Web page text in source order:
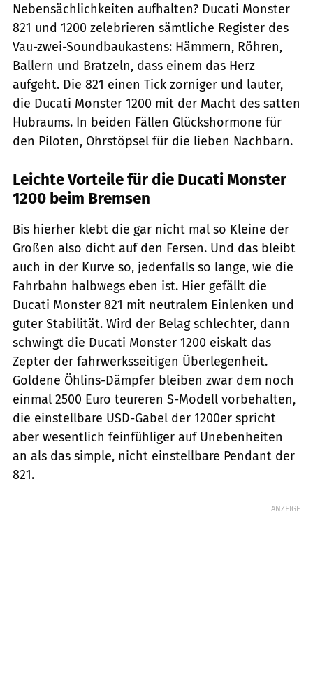
Nebensächlichkeiten aufhalten? Ducati Monster
821 und 1200 zelebrieren sämtliche Register des
Vau-zwei-Soundbaukastens: Hämmern, Röhren,
Ballern und Bratzeln, dass einem das Herz
aufgeht. Die 821 einen Tick zorniger und lauter,
die Ducati Monster 1200 mit der Macht des satten
Hubraums. In beiden Fällen Glückshormone für
den Piloten, Ohrstöpsel für die lieben Nachbarn.
Leichte Vorteile für die Ducati Monster
1200 beim Bremsen
Bis hierher klebt die gar nicht mal so Kleine der
Großen also dicht auf den Fersen. Und das bleibt
auch in der Kurve so, jeden­falls so lange, wie die
Fahrbahn halbwegs eben ist. Hier gefällt die
Ducati Monster 821 mit neutralem Einlenken und
guter Stabilität. Wird der Belag schlechter, dann
schwingt die Ducati Monster 1200 eiskalt das
Zepter der fahrwerksseitigen Überlegenheit.
Goldene Öhlins-Dämpfer bleiben zwar dem noch
einmal 2500 Euro teureren S-Modell vorbehalten,
die einstellbare USD-Gabel der 1200er spricht
aber wesentlich feinfühliger auf Unebenheiten
an als das simple, nicht einstellbare Pendant der
821.
ANZEIGE